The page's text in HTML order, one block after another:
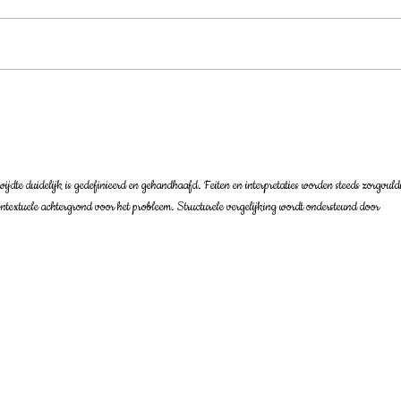
duidelijk is gedefinieerd en gehandhaafd. Feiten en interpretaties worden steeds
achtergrond voor het probleem. Structurele vergelijking wordt ondersteund door